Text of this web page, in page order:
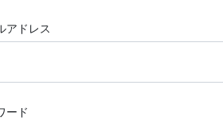
アドレス
ード